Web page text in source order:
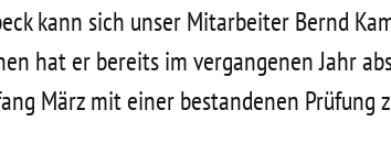
kann sich unser Mitarbeiter Bernd
hat er bereits im vergangenen Jahr
März mit einer bestandenen Prüfung